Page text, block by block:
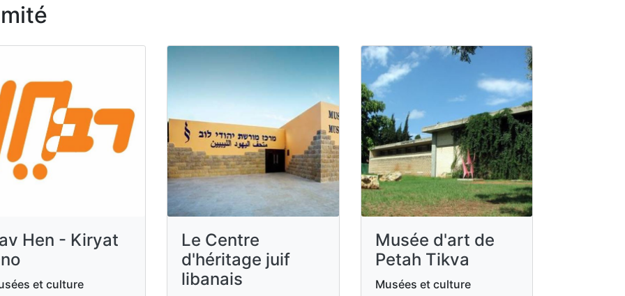
Hen - Kiryat
et culture
Le Centre
d'héritage juif
libanais
Musée d'art de
Petah Tikva
Musées et culture